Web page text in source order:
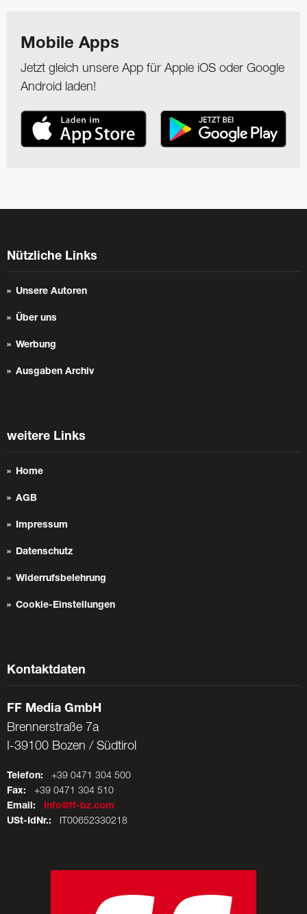
Mobile Apps
Jetzt gleich unsere App für Apple iOS oder Google
Android laden!
Nützliche Links
Unsere Autoren
Über uns
Werbung
Ausgaben Archiv
weitere Links
Home
AGB
Impressum
Datenschutz
Widerrufsbelehrung
Cookie-Einstellungen
Kontaktdaten
FF Media GmbH
Brennerstraße 7a
I-39100 Bozen / Südtirol
Telefon: +39 0471 304 500
Fax: +39 0471 304 510
Email:
info@ff-bz.com
USt-IdNr.: IT00652330218